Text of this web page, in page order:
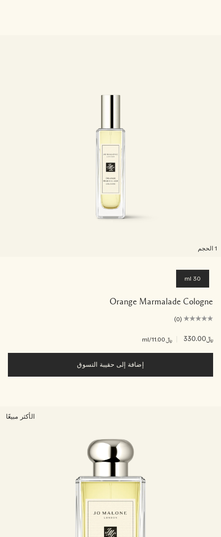
30 ml
Orange Marmalade Cologne
(0)
﷼330.00 ﷼11.00 /ml
إضافة إلى حقيبة التسوق
الأكثر مبيعًا